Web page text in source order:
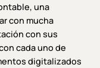
una
con mucha
con sus
cada uno de
digitalizados